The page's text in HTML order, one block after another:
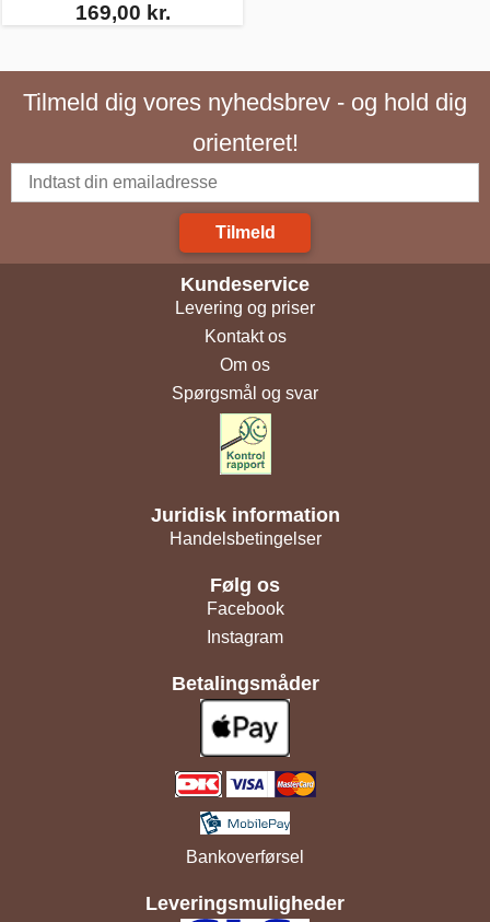
169,00 kr.
Tilmeld dig vores nyhedsbrev - og hold dig
orienteret!
Tilmeld
Kundeservice
Levering og priser
Kontakt os
Om os
Spørgsmål og svar
Juridisk information
Handelsbetingelser
Følg os
Facebook
Instagram
Betalingsmåder
Bankoverførsel
Leveringsmuligheder